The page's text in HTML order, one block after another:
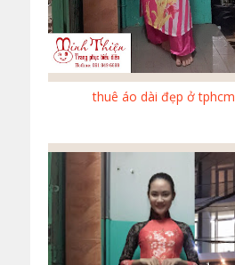
thuê áo dài đẹp ở tphcm